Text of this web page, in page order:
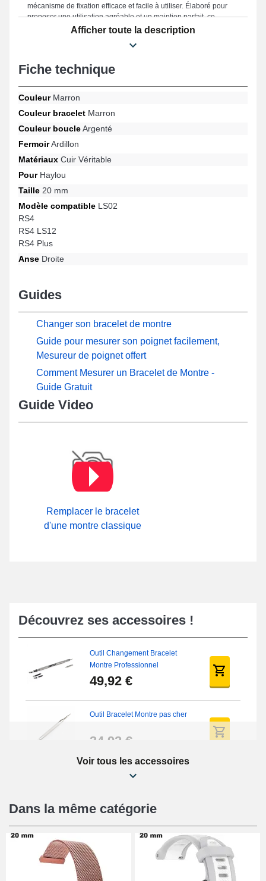
mécanisme de fixation efficace et facile à utiliser. Élaboré pour
proposer une utilisation agréable et un maintien parfait, ce
bracelet montre connectée est disponible dans une taille de 20
de confort et d'élégance. Le bracelet pour montre 20mm
ou abîmé, car il est solide. La couleur marron chic de ce genre de
parfaitement aux attentes des collectionneurs. Fabriqué pour
s'adapter parfaitement avec les références LS02, RS4 LS12, RS4
Plus, RS4 et bien d'autres encore de la marque Haylou, ce
modèle propose un fermoir ardillon et un maintien sûr. Fabriqué
pour s'intégrer parfaitement avec une multitude de références
compatibles de la marque Haylou, cet article horloger associe
agréable.
Afficher toute la description
Fiche technique
CouleurMarron
Couleur bracelet Marron
Couleur boucleArgenté
FermoirArdillon
Matériaux Cuir Véritable
PourHaylou
Taille 20 mm
Modèle compatible LS02
RS4
RS4 LS12
RS4 Plus
Anse Droite
Guides
Changer son bracelet de montre
Guide pour mesurer son poignet facilement,
Mesureur de poignet offert
Comment Mesurer un Bracelet de Montre -
Guide Gratuit
Guide Video
Remplacer le bracelet
d'une montre classique
Découvrez ses accessoires !
Outil Changement Bracelet
Montre Professionnel
49,92 €
Outil Bracelet Montre pas cher
34,92 €
Kit Réparation Montre Débutant
16,90 €
Pied à Coulisse Numérique
9,90 €
Voir tous les accessoires
Dans la même catégorie